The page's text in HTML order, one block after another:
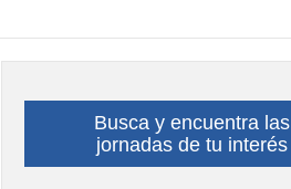
Busca y encuentra las
jornadas de tu interés